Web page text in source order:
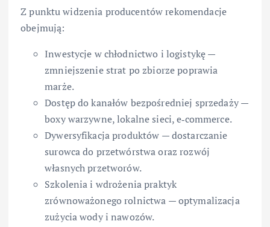
Z punktu widzenia producentów rekomendacje
obejmują:
Inwestycje w chłodnictwo i logistykę —
zmniejszenie strat po zbiorze poprawia
marże.
Dostęp do kanałów bezpośredniej sprzedaży —
boxy warzywne, lokalne sieci, e‑commerce.
Dywersyfikacja produktów — dostarczanie
surowca do przetwórstwa oraz rozwój
własnych przetworów.
Szkolenia i wdrożenia praktyk
zrównoważonego rolnictwa — optymalizacja
zużycia wody i nawozów.